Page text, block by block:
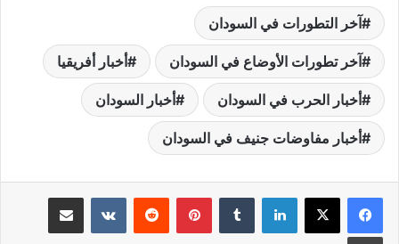
آخر التطورات في السودان
آخر تطورات الأوضاع في السودان أخبار أفريقيا
أخبار الحرب في السودان أخبار السودان
أخبار مفاوضات جنيف في السودان
لينكدإن بينتيريست